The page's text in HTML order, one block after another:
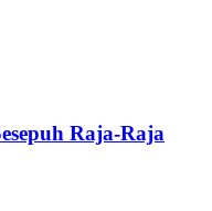
Raja-Raja